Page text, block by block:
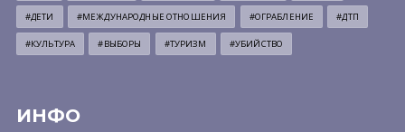
#ДЕТИ #МЕЖДУНАРОДНЫЕ ОТНОШЕНИЯ #ОГРАБЛЕНИЕ #ДТП
#КУЛЬТУРА #ВЫБОРЫ #ТУРИЗМ #УБИЙСТВО
ИНФО